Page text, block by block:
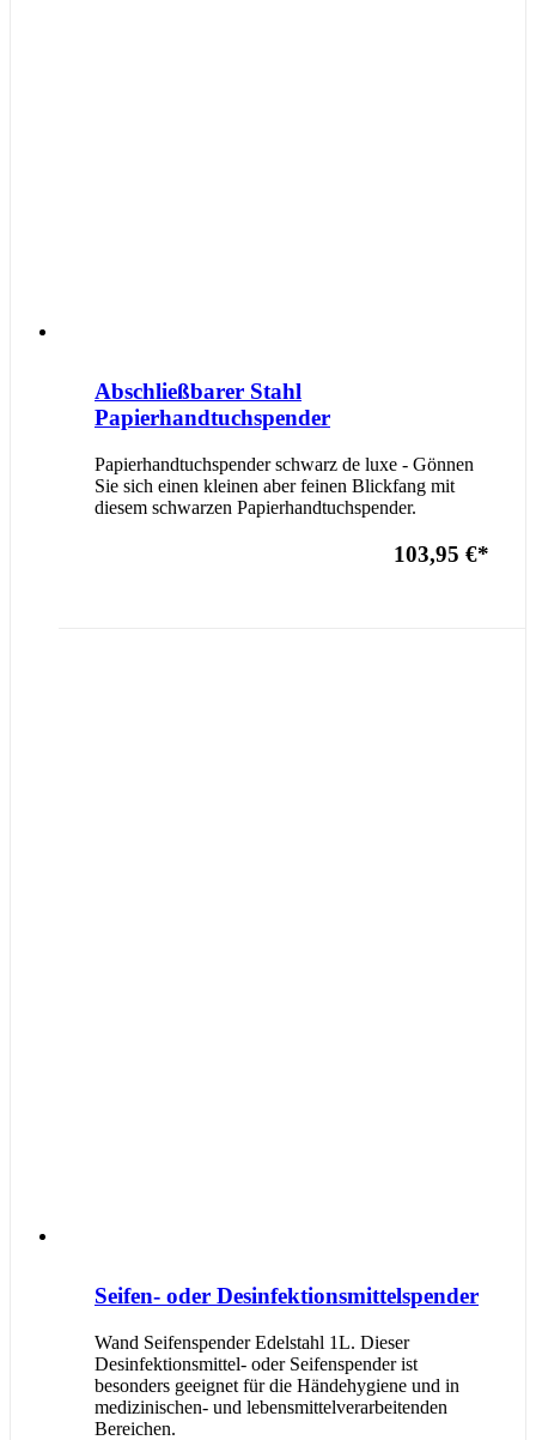
Abschließbarer Stahl
Papierhandtuchspender
Papierhandtuchspender schwarz de luxe - Gönnen
Sie sich einen kleinen aber feinen Blickfang mit
diesem schwarzen Papierhandtuchspender.
103,95 €*
Seifen- oder Desinfektionsmittelspender
Wand Seifenspender Edelstahl 1L. Dieser
Desinfektionsmittel- oder Seifenspender ist
besonders geeignet für die Händehygiene und in
medizinischen- und lebensmittelverarbeitenden
Bereichen.